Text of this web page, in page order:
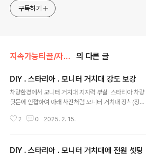
구독하기
지속가능티끌/자동차 의 다른 글
DIY . 스타리아 . 모니터 거치대 강도 보강
차량환경에서 모니터 거치대 지지력 부실 스타리아 차량
뒷문에 인접하여 아래 사진처럼 모니터 거치대 장착(장착
데, 정차 중 에는 거치대가 충분한 강도로 안정 지지 가능하
거치 역할로는 부족하다. 이 문제 해결 위하여 거치대 강도
2 0 2025. 2. 15.
DIY . 스타리아 . 모니터 거치대에 전원 셋팅